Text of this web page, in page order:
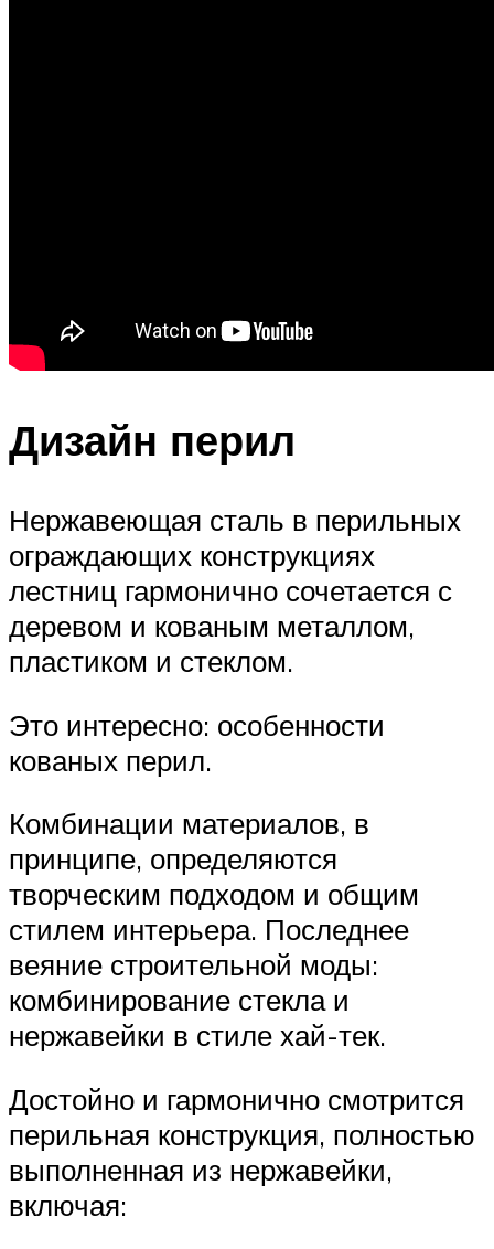
Дизайн перил
Нержавеющая сталь в перильных
ограждающих конструкциях
лестниц гармонично сочетается с
деревом и кованым металлом,
пластиком и стеклом.
Это интересно: особенности
кованых перил.
Комбинации материалов, в
принципе, определяются
творческим подходом и общим
стилем интерьера. Последнее
веяние строительной моды:
комбинирование стекла и
нержавейки в стиле хай-тек.
Достойно и гармонично смотрится
перильная конструкция, полностью
выполненная из нержавейки,
включая: